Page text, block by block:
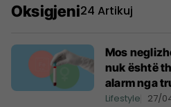
Oksigjeni24 Artikuj
Mos
nuk është
alarm nga
Lifestyle 27/